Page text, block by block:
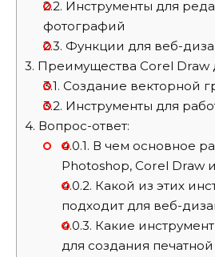
2.2. Инструменты для
фотографий
2.3. Функции для веб-
3. Преимущества Corel Draw
3.1. Создание векторной
3.2. Инструменты для
4. Вопрос-ответ:
4.0.1. В чем основное
Photoshop, Corel Draw
4.0.2. Какой из этих
подходит для веб-
4.0.3. Какие
для создания